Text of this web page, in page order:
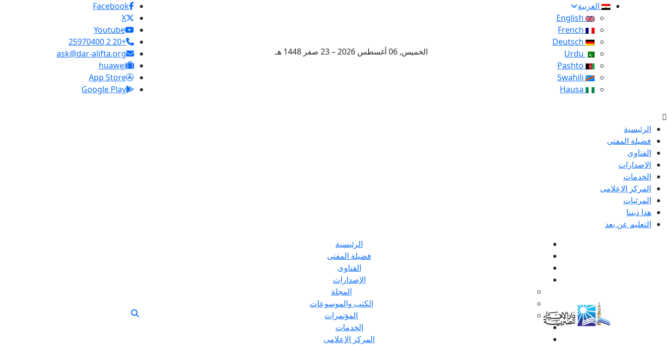
العربية
الخميس, 06 أغسطس 2026 – 23 صفر 1448 هـ
Facebook
X
Youtube
+20 2 25970400
ask@dar-alifta.org
huawei
App Store
Google Play
الرئيسية
فضيلة المفتى
الفتاوى
الإصدارات
الخدمات
المركز الإعلامى
المرئيات
هذا ديننا
التعليم عن بعد
الرئيسية
فضيلة المفتى
الفتاوى
الإصدارات
المجلة
الكتب والموسوعات
المؤتمرات
الخدمات
المركز الإعلامى